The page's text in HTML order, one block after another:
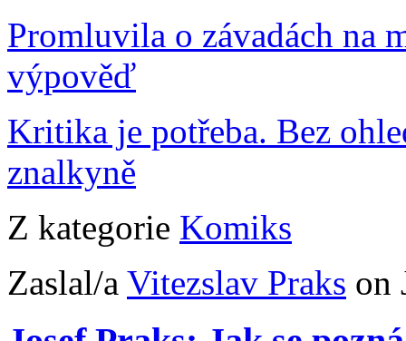
Promluvila o závadách na
výpověď
Kritika je potřeba. Bez
znalkyně
Z kategorie Komiks
Zaslal/a Vitezslav Praks on